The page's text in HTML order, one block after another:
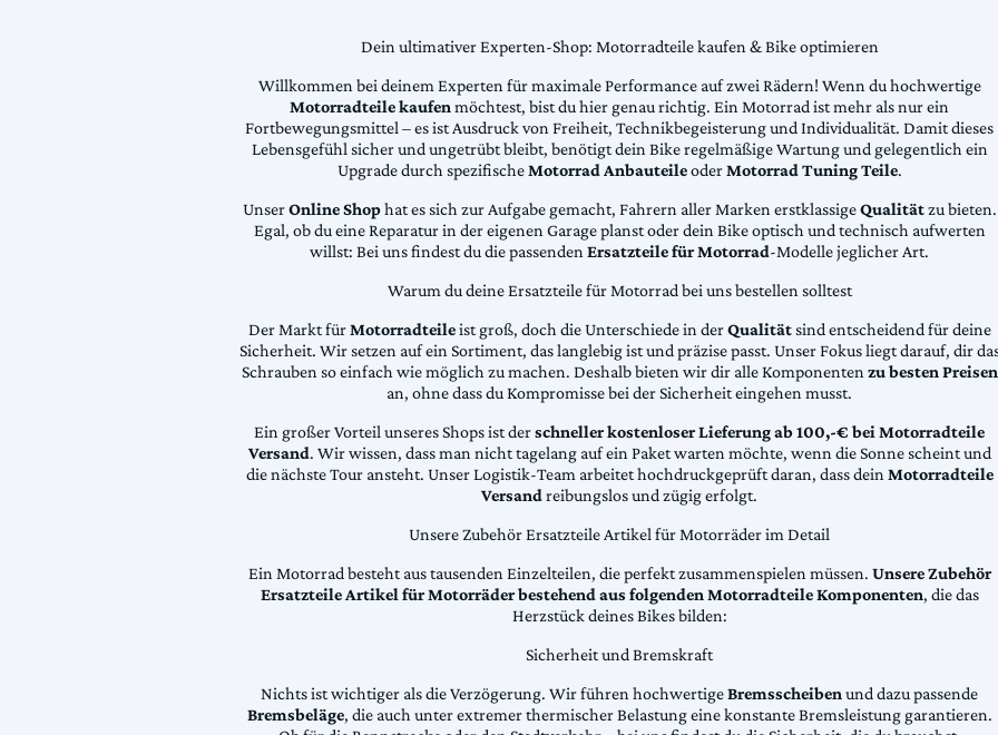
Dein ultimativer Experten-Shop: Motorradteile kaufen & Bike optimieren
Willkommen bei deinem Experten für maximale Performance auf zwei Rädern! Wenn du hochwertige
Motorradteile kaufenmöchtest, bist du hier genau richtig. Ein Motorrad ist mehr als nur ein
Fortbewegungsmittel – es ist Ausdruck von Freiheit, Technikbegeisterung und Individualität. Damit dieses
Lebensgefühl sicher und ungetrübt bleibt, benötigt dein Bike regelmäßige Wartung und gelegentlich ein
Upgrade durch spezifischeMotorrad AnbauteileoderMotorrad Tuning Teile.
UnserOnline Shophat es sich zur Aufgabe gemacht, Fahrern aller Marken erstklassigeQualitätzu bieten.
Egal, ob du eine Reparatur in der eigenen Garage planst oder dein Bike optisch und technisch aufwerten
willst: Bei uns findest du die passendenErsatzteile für Motorrad-Modelle jeglicher Art.
Warum du deine Ersatzteile für Motorrad bei uns bestellen solltest
Der Markt fürMotorradteileist groß, doch die Unterschiede in derQualitätsind entscheidend für deine
Sicherheit. Wir setzen auf ein Sortiment, das langlebig ist und präzise passt. Unser Fokus liegt darauf, dir
Schrauben so einfach wie möglich zu machen. Deshalb bieten wir dir alle Komponentenzu besten Preisen
an, ohne dass du Kompromisse bei der Sicherheit eingehen musst.
Ein großer Vorteil unseres Shops ist derschneller kostenloser Lieferung ab 100,-€ bei Motorradteile
Versand. Wir wissen, dass man nicht tagelang auf ein Paket warten möchte, wenn die Sonne scheint und
die nächste Tour ansteht. Unser Logistik-Team arbeitet hochdruckgeprüft daran, dass deinMotorradteile
Versandreibungslos und zügig erfolgt.
Unsere Zubehör Ersatzteile Artikel für Motorräder im Detail
Ein Motorrad besteht aus tausenden Einzelteilen, die perfekt zusammenspielen müssen. Unsere Zubehör
Ersatzteile Artikel für Motorräder bestehend aus folgenden Motorradteile Komponenten, die das
Herzstück deines Bikes bilden:
Sicherheit und Bremskraft
Nichts ist wichtiger als die Verzögerung. Wir führen hochwertigeBremsscheibenund dazu passende
Bremsbeläge, die auch unter extremer thermischer Belastung eine konstante Bremsleistung garantieren.